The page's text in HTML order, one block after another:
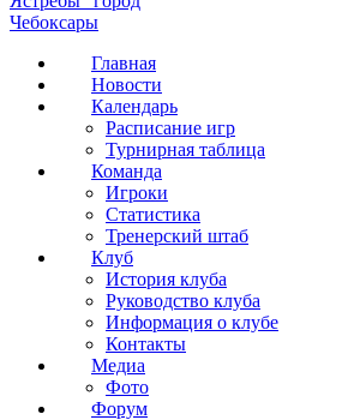
Главная
Новости
Календарь
Расписание игр
Турнирная таблица
Команда
Игроки
Статистика
Тренерский штаб
Клуб
История клуба
Руководство клуба
Информация о клубе
Контакты
Медиа
Фото
Форум